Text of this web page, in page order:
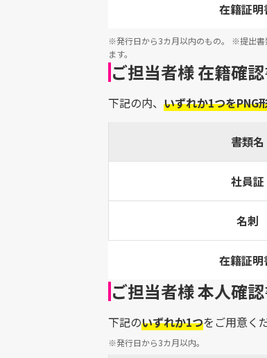
在籍証明
※発行日から3カ月以内のもの。 ※提出書
ます。
ご担当者様 在籍確
下記の内、 いずれか1つをPNG
書類名
社員証
名刺
在籍証明
ご担当者様 本人確
下記のいずれか1つをご用意く
※発行日から3カ月以内。